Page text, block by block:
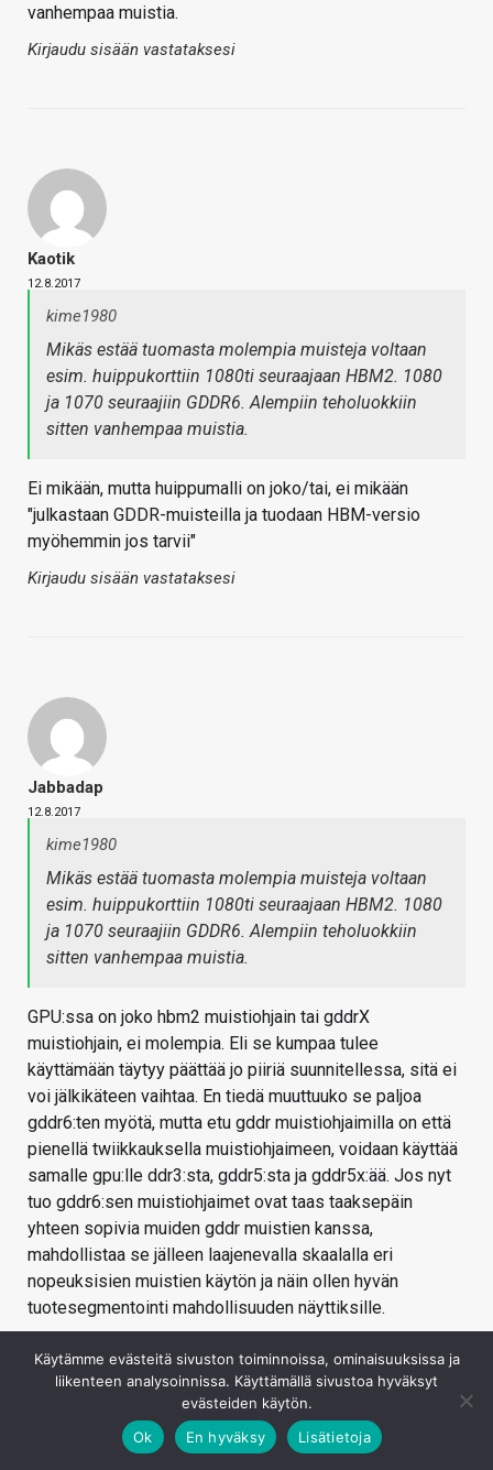
vanhempaa muistia.
Kirjaudu sisään vastataksesi
Kaotik
12.8.2017
kime1980
Mikäs estää tuomasta molempia muisteja voltaan
esim. huippukorttiin 1080ti seuraajaan HBM2. 1080
ja 1070 seuraajiin GDDR6. Alempiin teholuokkiin
sitten vanhempaa muistia.
Ei mikään, mutta huippumalli on joko/tai, ei mikään
"julkastaan GDDR-muisteilla ja tuodaan HBM-versio
myöhemmin jos tarvii"
Kirjaudu sisään vastataksesi
Jabbadap
12.8.2017
kime1980
Mikäs estää tuomasta molempia muisteja voltaan
esim. huippukorttiin 1080ti seuraajaan HBM2. 1080
ja 1070 seuraajiin GDDR6. Alempiin teholuokkiin
sitten vanhempaa muistia.
GPU:ssa on joko hbm2 muistiohjain tai gddrX
muistiohjain, ei molempia. Eli se kumpaa tulee
käyttämään täytyy päättää jo piiriä suunnitellessa, sitä ei
voi jälkikäteen vaihtaa. En tiedä muuttuuko se paljoa
gddr6:ten myötä, mutta etu gddr muistiohjaimilla on että
pienellä twiikkauksella muistiohjaimeen, voidaan käyttää
samalle gpu:lle ddr3:sta, gddr5:sta ja gddr5x:ää. Jos nyt
tuo gddr6:sen muistiohjaimet ovat taas taaksepäin
yhteen sopivia muiden gddr muistien kanssa,
mahdollistaa se jälleen laajenevalla skaalalla eri
nopeuksisien muistien käytön ja näin ollen hyvän
tuotesegmentointi mahdollisuuden näyttiksille.
Käytämme evästeitä sivuston toiminnoissa, ominaisuuksissa ja
liikenteen analysoinnissa. Käyttämällä sivustoa hyväksyt
evästeiden käytön.
Ok
En hyväksy Lisätietoja